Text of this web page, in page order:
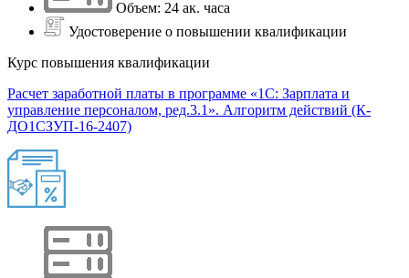
Объем: 24 ак. часа
Удостоверение о повышении квалификации
Курс повышения квалификации
Расчет заработной платы в программе «1С: Зарплата и
управление персоналом, ред.3.1». Алгоритм действий (К-
ДО1СЗУП-16-2407)